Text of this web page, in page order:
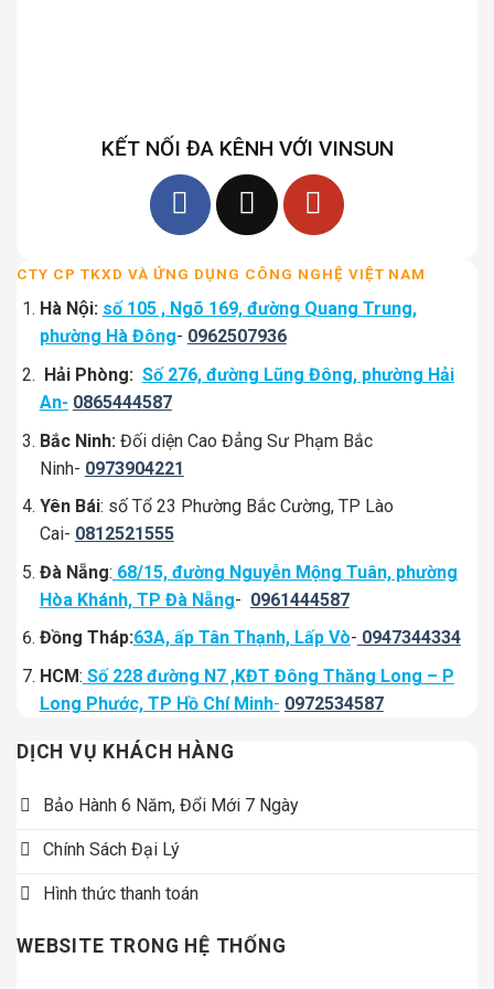
KẾT NỐI ĐA KÊNH VỚI VINSUN
CTY CP TKXD VÀ ỨNG DỤNG CÔNG NGHỆ VIỆT NAM
Hà Nội: số 105 , Ngõ 169, đường Quang Trung,
phường Hà Đông- 0962507936
Hải Phòng: Số 276, đường Lũng Đông, phường Hải
An- 0865444587
Bắc Ninh: Đối diện Cao Đẳng Sư Phạm Bắc
Ninh- 0973904221
Yên Bái: số Tổ 23 Phường Bắc Cường, TP Lào
Cai- 0812521555
Đà Nẵng: 68/15, đường Nguyễn Mộng Tuân, phường
Hòa Khánh, TP Đà Nẵng- 0961444587
Đồng Tháp:63A, ấp Tân Thạnh, Lấp Vò- 0947344334
HCM: Số 228 đường N7 ,KĐT Đông Thăng Long – P
Long Phước, TP Hồ Chí Minh- 0972534587
DỊCH VỤ KHÁCH HÀNG
Bảo Hành 6 Năm, Đổi Mới 7 Ngày
Chính Sách Đại Lý
Hình thức thanh toán
WEBSITE TRONG HỆ THỐNG